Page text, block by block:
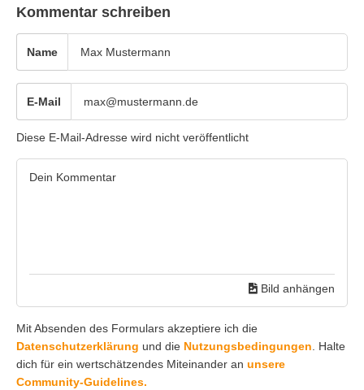
Kommentar schreiben
Name
E-Mail
Diese E-Mail-Adresse wird nicht veröffentlicht
Bild anhängen
Mit Absenden des Formulars akzeptiere ich die
Datenschutzerklärung und die Nutzungsbedingungen. Halte
dich für ein wertschätzendes Miteinander an unsere
Community-Guidelines.